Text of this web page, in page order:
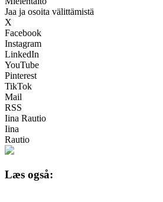
Jaa ja osoita välittämistä
X
Facebook
Instagram
LinkedIn
YouTube
Pinterest
TikTok
Mail
RSS
Iina Rautio
Iina
Rautio
Læs også: